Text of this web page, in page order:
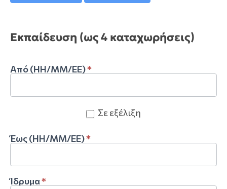
Εκπαίδευση (ως 4 καταχωρήσεις)
Από (ΗΗ/ΜΜ/ΕΕ)*
Σε εξέλιξη
Έως (ΗΗ/ΜΜ/ΕΕ)*
Ίδρυμα*